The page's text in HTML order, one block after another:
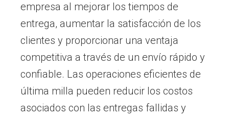
empresa al mejorar los tiempos de
entrega, aumentar la satisfacción de los
clientes y proporcionar una ventaja
competitiva a través de un envío rápido y
confiable. Las operaciones eficientes de
última milla pueden reducir los costos
asociados con las entregas fallidas y